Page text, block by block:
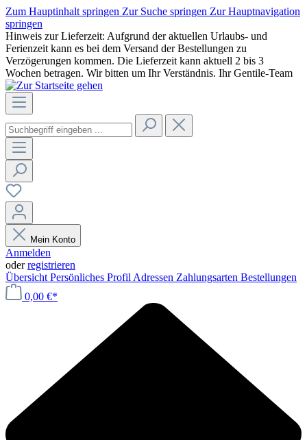
Zum Hauptinhalt springen Zur Suche springen Zur Hauptnavigation
springen
Hinweis zur Lieferzeit: Aufgrund der aktuellen Urlaubs- und
Ferienzeit kann es bei dem Versand der Bestellungen zu
Verzögerungen kommen. Die Lieferzeit kann aktuell 2 bis 3
Wochen betragen. Wir bitten um Ihr Verständnis. Ihr Gentile-Team
Mein Konto
Anmelden
oderregistrieren
Übersicht Persönliches Profil Adressen Zahlungsarten Bestellungen
0,00 €*